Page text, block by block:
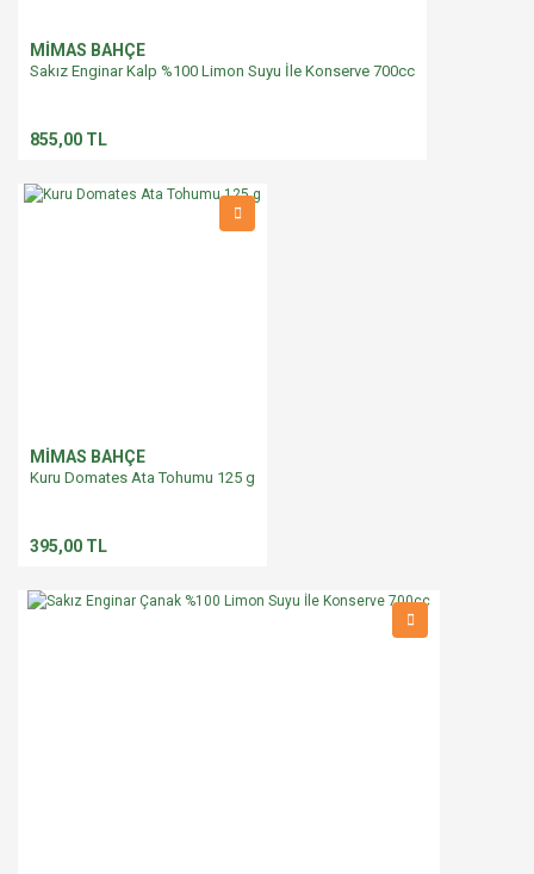
MİMAS BAHÇE
Sakız Enginar Kalp %100 Limon Suyu İle Konserve 700cc
855,00 TL
MİMAS BAHÇE
Kuru Domates Ata Tohumu 125 g
395,00 TL